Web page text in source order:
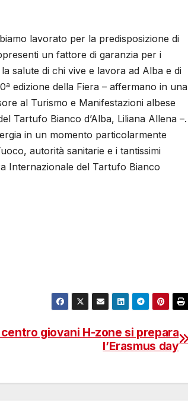
lavorato per la predisposizione di
un fattore di garanzia per i
salute di chi vive e lavora ad Alba e di
edizione della Fiera – affermano in una
al Turismo e Manifestazioni albese
Tartufo Bianco d’Alba, Liliana Allena –.
in un momento particolarmente
autorità sanitarie e i tantissimi
Internazionale del Tartufo Bianco
centro giovani H-zone si prepara
l’Erasmus day